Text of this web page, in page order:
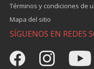
Términos y condiciones de
Mapa del sitio
SÍGUENOS EN REDES